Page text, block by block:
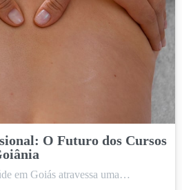
O Futuro dos Cursos
em Goiás atravessa uma…